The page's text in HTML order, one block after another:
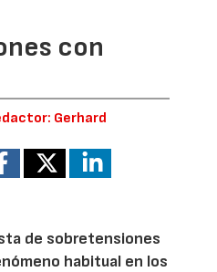
con
Gerhard
de sobretensiones
habitual en los